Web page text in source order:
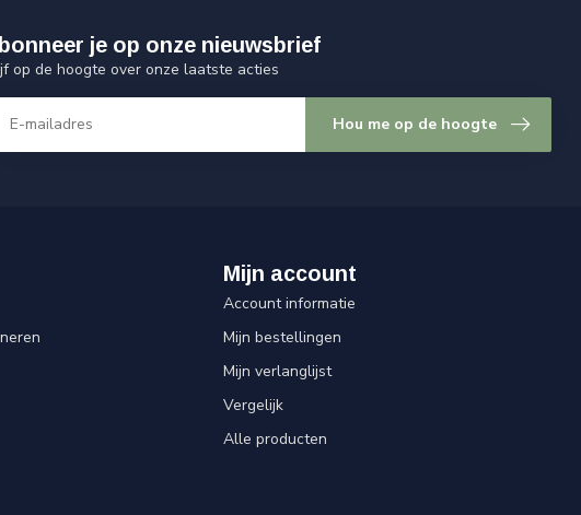
je op onze nieuwsbrief
op de hoogte over onze laatste acties
Hou me op de hoogte
Mijn account
Account informatie
Mijn bestellingen
Mijn verlanglijst
Vergelijk
Alle producten